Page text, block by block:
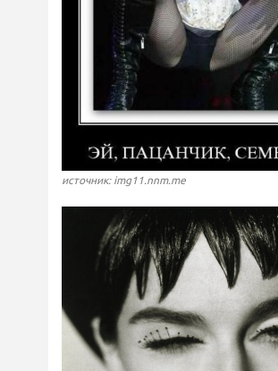
источник: img11.nnm.me